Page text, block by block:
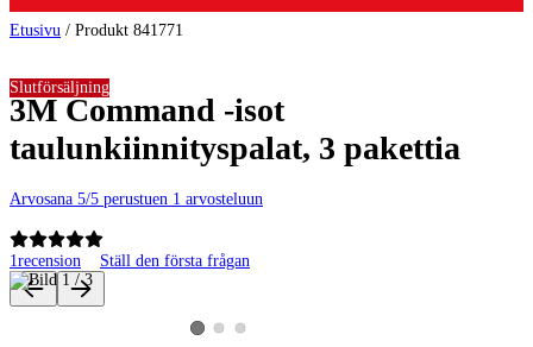
Etusivu / Produkt 841771
3M Command -isot
taulunkiinnityspalat, 3 pakettia
Arvosana 5/5 perustuen 1 arvosteluun
1recension Ställ den första frågan
Slutförsäljning
Produktbilder och videor
Visa produktbild 1
Visa produktbild 2
Visa produktbild 3